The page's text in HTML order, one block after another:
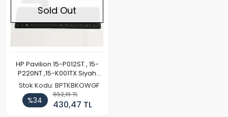
Sold Out
HP Pavilion 15-P012ST , 15-
P220NT ,15-K001TX Siyah
Türkçe Klavye
Stok Kodu: BPTKBKOWGF
%34
652,19 TL
430,47 TL